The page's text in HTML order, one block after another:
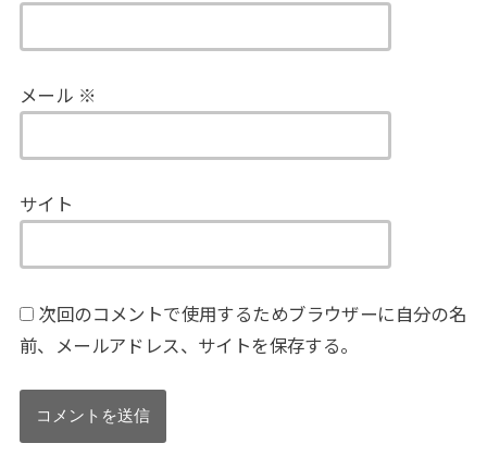
メール ※
サイト
次回のコメントで使用するためブラウザーに自分の名
前、メールアドレス、サイトを保存する。